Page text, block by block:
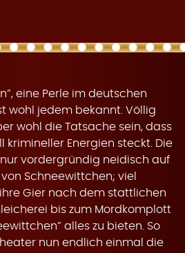
eine Perle im deutschen
wohl jedem bekannt. Völlig
wohl die Tatsache sein, dass
krimineller Energien steckt. Die
vordergründig neidisch auf
Schneewittchen; viel
Gier nach dem stattlichen
bis zum Mordkomplott
alles zu bieten. So
nun endlich einmal die